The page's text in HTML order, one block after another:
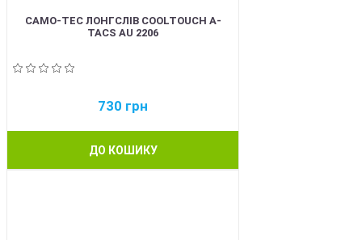
CAMO-TEC ЛОНГСЛІВ COOLTOUCH A-
TACS AU 2206
730 грн
ДО КОШИКУ